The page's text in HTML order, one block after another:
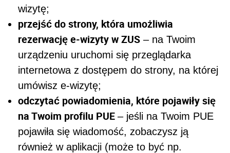
wizytę;
przejść do strony, która umożliwia
rezerwację e-wizyty w ZUS – na Twoim
urządzeniu uruchomi się przeglądarka
internetowa z dostępem do strony, na której
umówisz e-wizytę;
odczytać powiadomienia, które pojawiły się
na Twoim profilu PUE – jeśli na Twoim PUE
pojawiła się wiadomość, zobaczysz ją
również w aplikacji (może to być np.